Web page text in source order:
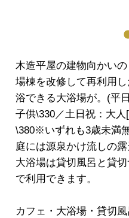
木造平屋の建物向かい
場棟を改修して再利用
浴できる大浴場が。(平
子供\330／土日祝：大
\380※いずれも3歳未満
庭には源泉かけ流しの
大浴場は貸切風呂と貸
で利用できます。
カフェ・大浴場・貸切